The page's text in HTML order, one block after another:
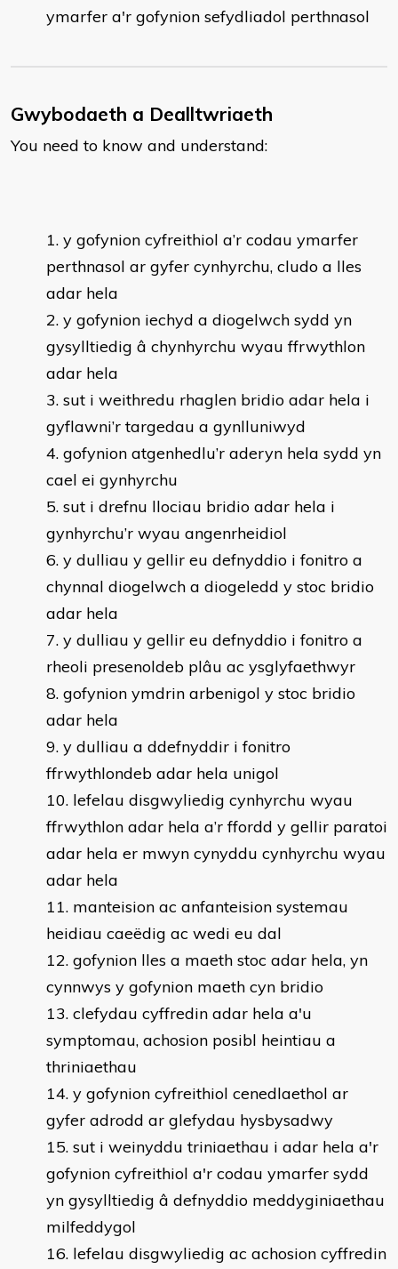
ymarfer a'r gofynion sefydliadol perthnasol
Gwybodaeth a Dealltwriaeth
You need to know and understand:
y gofynion cyfreithiol a’r codau ymarfer
perthnasol ar gyfer cynhyrchu, cludo a lles
adar hela
y gofynion iechyd a diogelwch sydd yn
gysylltiedig â chynhyrchu wyau ffrwythlon
adar hela
sut i weithredu rhaglen bridio adar hela i
gyflawni’r targedau a gynlluniwyd
gofynion atgenhedlu’r aderyn hela sydd yn
cael ei gynhyrchu
sut i drefnu llociau bridio adar hela i
gynhyrchu’r wyau angenrheidiol
y dulliau y gellir eu defnyddio i fonitro a
chynnal diogelwch a diogeledd y stoc bridio
adar hela
y dulliau y gellir eu defnyddio i fonitro a
rheoli presenoldeb plâu ac ysglyfaethwyr
gofynion ymdrin arbenigol y stoc bridio
adar hela
y dulliau a ddefnyddir i fonitro
ffrwythlondeb adar hela unigol
lefelau disgwyliedig cynhyrchu wyau
ffrwythlon adar hela a’r ffordd y gellir paratoi
adar hela er mwyn cynyddu cynhyrchu wyau
adar hela
manteision ac anfanteision systemau
heidiau caeëdig ac wedi eu dal
gofynion lles a maeth stoc adar hela, yn
cynnwys y gofynion maeth cyn bridio
clefydau cyffredin adar hela a'u
symptomau, achosion posibl heintiau a
thriniaethau
y gofynion cyfreithiol cenedlaethol ar
gyfer adrodd ar glefydau hysbysadwy
sut i weinyddu triniaethau i adar hela a'r
gofynion cyfreithiol a'r codau ymarfer sydd
yn gysylltiedig â defnyddio meddyginiaethau
milfeddygol
lefelau disgwyliedig ac achosion cyffredin